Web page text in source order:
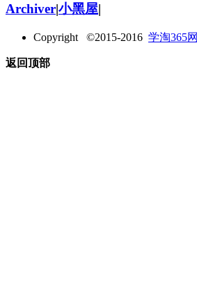
Archiver|小黑屋|
Copyright ©2015-2016 学淘365网
返回顶部